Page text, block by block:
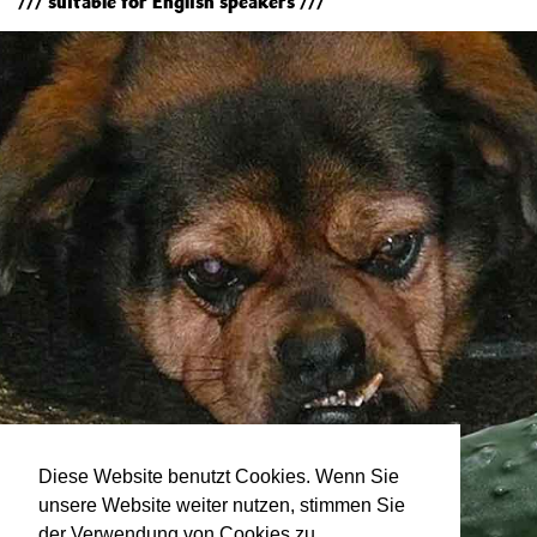
Diese Website benutzt Cookies. Wenn Sie
unsere Website weiter nutzen, stimmen Sie